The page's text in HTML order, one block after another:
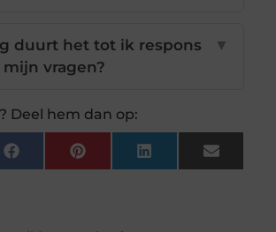
duurt het tot ik respons
vragen?
▼
Deel hem dan op:
FacebookPinterestLinkedInEmail